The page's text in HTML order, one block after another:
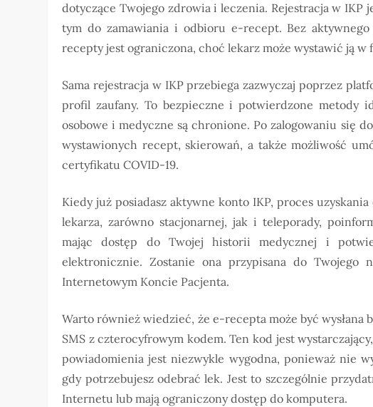
dotyczące Twojego zdrowia i leczenia. Rejestracja w IKP
tym do zamawiania i odbioru e-recept. Bez
recepty jest ograniczona, choć lekarz może wystawić ją
Sama rejestracja w IKP przebiega zazwyczaj poprzez
profil zaufany. To bezpieczne i potwierdzone metody
osobowe i medyczne są chronione. Po zalogowaniu się
wystawionych recept, skierowań, a także możliwość
certyfikatu COVID-19.
Kiedy już posiadasz aktywne konto IKP, proces
lekarza, zarówno stacjonarnej, jak i teleporady,
mając dostęp do Twojej historii medycznej i
elektronicznie. Zostanie ona przypisana do Twojego
Internetowym Koncie Pacjenta.
Warto również wiedzieć, że e-recepta może być
SMS z czterocyfrowym kodem. Ten kod jest
powiadomienia jest niezwykle wygodna, ponieważ nie
gdy potrzebujesz odebrać lek. Jest to szczególnie
Internetu lub mają ograniczony dostęp do komputera.